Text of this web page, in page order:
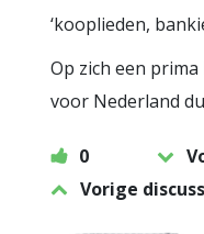
‘kooplieden,
Op zich een
voor Nederland
0
Vorige